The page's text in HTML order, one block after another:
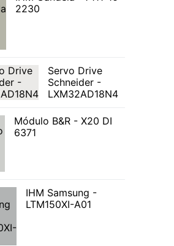
2230
Servo Drive
Schneider -
LXM32AD18N4
Módulo B&R - X20 DI
6371
IHM Samsung -
LTM150XI-A01